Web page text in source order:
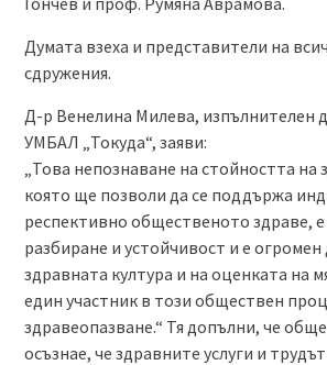
Думата взеха и представители на
сдружения.
Д-р Венелина Милева, изпълнителен
УМБАЛ „Токуда“, заяви:
„Това непознаване на стойността на
която ще позволи да се поддържа
респективно общественото здраве, е
разбиране и устойчивост и е
здравната култура и на оценката на
един участник в този обществен
здравеопазване.“ Тя допълни, че
осъзнае, че здравните услуги и